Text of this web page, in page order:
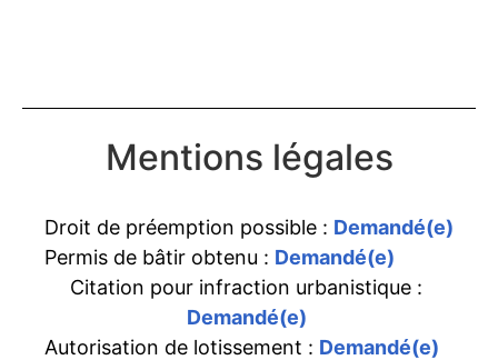
Mentions légales
Droit de préemption possible : Demandé(e)
Permis de bâtir obtenu : Demandé(e)
Citation pour infraction urbanistique :
Demandé(e)
Autorisation de lotissement : Demandé(e)